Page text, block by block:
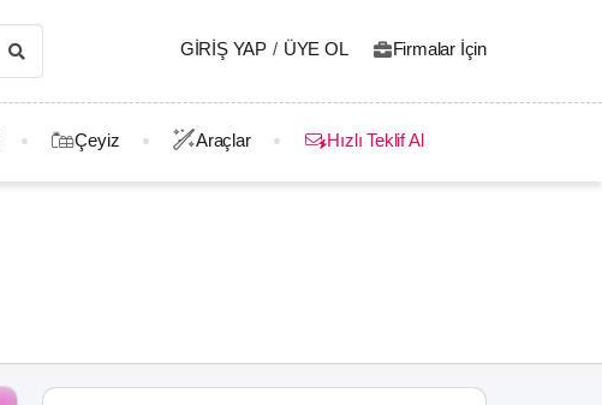
GIRIŞ YAP / ÜYE OL Firmalar İçin
Çeyiz Araçlar Hızlı Teklif Al